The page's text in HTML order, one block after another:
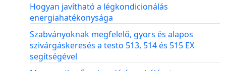
Hogyan javítható a légkondicionálás
energiahatékonysága
Szabványoknak megfelelő, gyors és alapos
szivárgáskeresés a testo 513, 514 és 515 EX
segítségével